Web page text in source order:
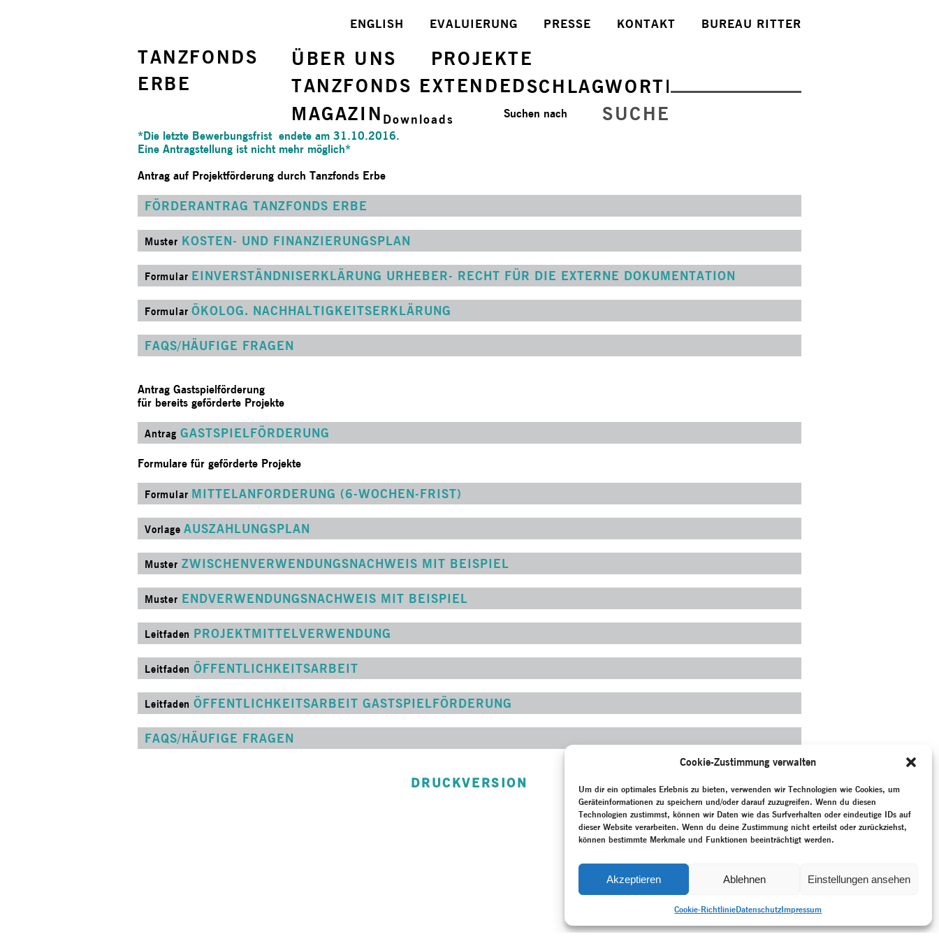
Cookie-Zustimmung verwalten
Um dir ein optimales Erlebnis zu bieten, verwenden wir Technologien wie Cookies, um
Geräteinformationen zu speichern und/oder darauf zuzugreifen. Wenn du diesen
Technologien zustimmst, können wir Daten wie das Surfverhalten oder eindeutige IDs auf
dieser Website verarbeiten. Wenn du deine Zustimmung nicht erteilst oder zurückziehst,
können bestimmte Merkmale und Funktionen beeinträchtigt werden.
Akzeptieren Ablehnen Einstellungen ansehen
Cookie-RichtlinieDatenschutzImpressum
TANZFONDS
ERBE
BUREAU RITTER
KONTAKT
PRESSE
EVALUIERUNG
ENGLISH
ÜBER UNS
PROJEKTE
TANZFONDS EXTENDEDSCHLAGWORTE
MAGAZIN
SUCHE
Suchen nach
Downloads
*Die letzte Bewerbungsfrist endete am 31.10.2016.
Eine Antragstellung ist nicht mehr möglich*
Antrag auf Projektförderung durch Tanzfonds Erbe
FÖRDERANTRAG TANZFONDS ERBE
Muster KOSTEN- UND FINANZIERUNGSPLAN
Formular EINVERSTÄNDNISERKLÄRUNG URHEBER- RECHT FÜR DIE EXTERNE DOKUMENTATION
FormularÖKOLOG. NACHHALTIGKEITSERKLÄRUNG
FAQS/HÄUFIGE FRAGEN
Antrag Gastspielförderung
für bereits geförderte Projekte
Antrag GASTSPIELFÖRDERUNG
Formulare für geförderte Projekte
Formular MITTELANFORDERUNG (6-WOCHEN-FRIST)
VorlageAUSZAHLUNGSPLAN
Muster ZWISCHENVERWENDUNGSNACHWEIS MIT BEISPIEL
Muster ENDVERWENDUNGSNACHWEIS MIT BEISPIEL
Leitfaden PROJEKTMITTELVERWENDUNG
Leitfaden ÖFFENTLICHKEITSARBEIT
Leitfaden ÖFFENTLICHKEITSARBEIT GASTSPIELFÖRDERUNG
FAQS/HÄUFIGE FRAGEN
DRUCKVERSION